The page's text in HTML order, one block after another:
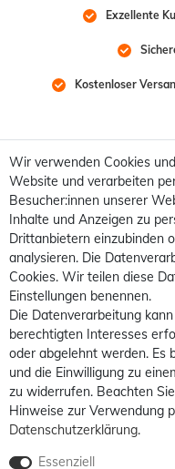
Exzellente
Kostenloser
Wir verwenden Cookies
Website und verarbeiten
Besucher:innen unserer
Inhalte und Anzeigen zu
Drittanbietern einzubinden
analysieren. Die
Cookies. Wir teilen diese
Einstellungen benennen.
Die Datenverarbeitung
berechtigten Interesses
oder abgelehnt werden. Es
und die Einwilligung zu
zu widerrufen. Beachten
Hinweise zur Verwendung
Daten­schutz­erklärung.
Essenziell